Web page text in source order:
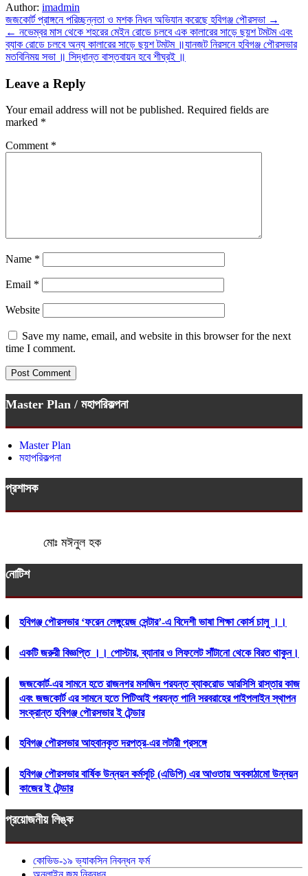
Author: imadmin
Post
navigation
জজকোর্ট প্রাঙ্গনে পরিচ্ছন্নতা ও মশক নিধন অভিযান করেছে হবিগঞ্জ পৌরসভা →
← নভেম্বর মাস থেকে শহরের মেইন রোডে চলবে এক কালারের সাড়ে ছয়শ টমটম এবং
ব্যাক রোডে চলবে অন্য কালারের সাড়ে ছয়শ টমটম ॥যানজট নিরসনে হবিগঞ্জ পৌরসভার
মতবিনিময় সভা ॥ সিদ্ধান্ত বাস্তবায়ন হবে শীঘ্রই ॥
Leave a Reply
Your email address will not be published. Required fields are
marked *
Comment *
Name *
Email *
Website
Save my name, email, and website in this browser for the next
time I comment.
Master Plan / মহাপরিকল্পনা
Master Plan
মহাপরিকল্পনা
প্রশাসক
মোঃ মঈনুল হক
নোটিশ
হবিগঞ্জ পৌরসভার ‘ফরেন লেঙ্গুয়েজ সেন্টার’-এ বিদেশী ভাষা শিক্ষা কোর্স চালু ।।
একটি জরুরী বিজ্ঞপ্তি ।। পোস্টার, ব্যানার ও লিফলেট সাঁটানো থেকে বিরত থাকুন।
জজকোর্ট-এর সামনে হতে রাজনগর মসজিদ পরযন্ত ব্যাকরোড আরসিসি রাস্তার কাজ
এবং জজকোর্ট এর সামনে হতে পিটিআই পরযন্ত পানি সরবরাহের পাইপলাইন স্থাপন
সংক্রান্ত হবিগঞ্জ পৌরসভার ই টেন্ডার
হবিগঞ্জ পৌরসভার আহবানকৃত দরপত্র-এর লটারী প্রসঙ্গে
হবিগঞ্জ পৌরসভার বার্ষিক উন্নয়ন কর্মসূচি (এডিপি) এর আওতায় অবকাঠামো উন্নয়ন
কাজের ই টেন্ডার
প্রয়োজনীয় লিঙ্ক
কোভিড-১৯ ভ্যাকসিন নিবন্ধন ফর্ম